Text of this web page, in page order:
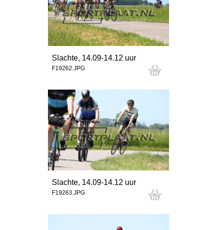
Slachte, 14.09-14.12 uur
F19262.JPG
Slachte, 14.09-14.12 uur
F19263.JPG